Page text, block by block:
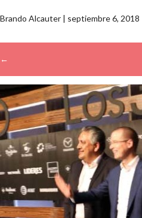
Brando Alcauter | septiembre 6, 2018
←
→